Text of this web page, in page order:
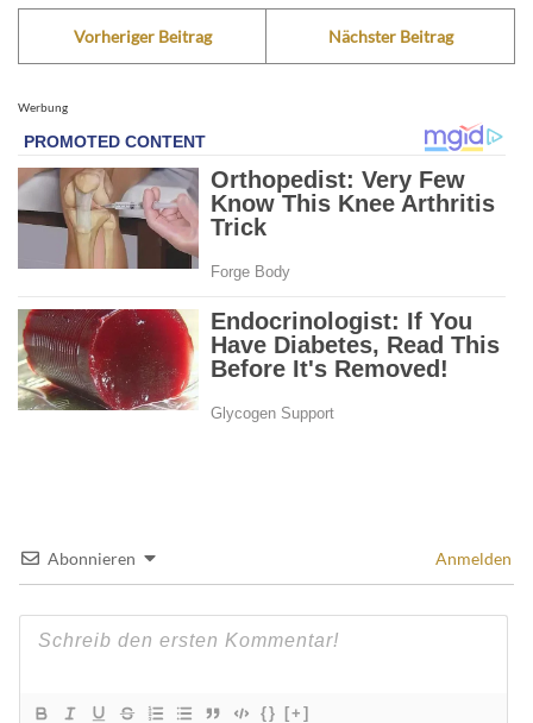
Vorheriger Beitrag Nächster Beitrag
Werbung
Abonnieren Anmelden
{} [+]